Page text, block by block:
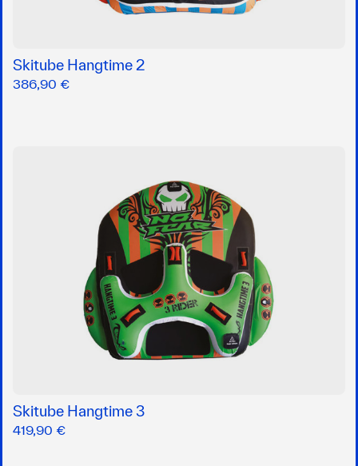
Skitube Hangtime 2
386,90 €
Skitube Hangtime 3
419,90 €